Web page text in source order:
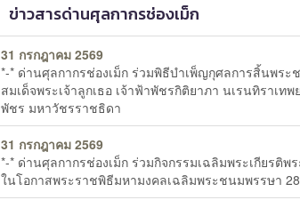
ข่าวสารด่านศุลกากรช่องเม็ก
31 กรกฎาคม 2569
*-* ด่านศุลกากรช่องเม็ก ร่วมพิธีบำเพ็ญกุศลการสิ้นพร
สมเด็จพระเจ้าลูกเธอ เจ้าฟ้าพัชรกิติยาภา นเรนทิราเ
พัชร มหาวัชรราชธิดา
31 กรกฎาคม 2569
*-* ด่านศุลกากรช่องเม็ก ร่วมกิจกรรมเฉลิมพระเกียรติพ
ในโอกาสพระราชพิธีมหามงคลเฉลิมพระชนมพรรษา